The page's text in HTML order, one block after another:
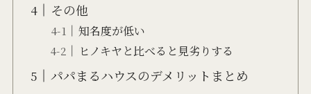
その他
知名度が低い
ヒノキヤと比べると見劣りする
パパまるハウスのデメリットまとめ